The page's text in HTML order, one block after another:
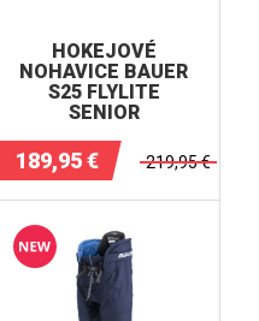
XL Navy
XL Red
XXL Black
HOKEJOVÉ
NOHAVICE BAUER
S25 FLYLITE
SENIOR
189,95€ 219,95€